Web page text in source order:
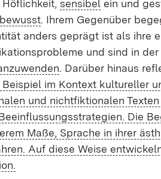
sen­si­bel ein und
. Ih­rem Ge­gen­über
an­ders ge­prägt ist als ih­re
und sind in
. Dar­über hin­aus
Bei­spiel im Kon­text kul­tu­rel­ler
und nicht­fik­tio­na­len
Die
Ma­ße, Spra­che in ih­rer
Auf die­se Wei­se